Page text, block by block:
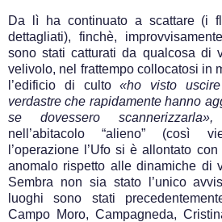
Da lì ha continuato a scattare (i
dettagliati), finchè,
sono stati catturati da qualcosa di
velivolo, nel frattempo collocatosi in
l’edificio di culto«ho visto
verdastre che rapidamente hanno
se dovessero
nell’abitacolo “alieno” (così
l’operazione l’Ufo si è allontato
anomalo rispetto alle dinamiche di
Sembra non sia stato l’unico
luoghi sono stati
Campo Moro, Campagneda,